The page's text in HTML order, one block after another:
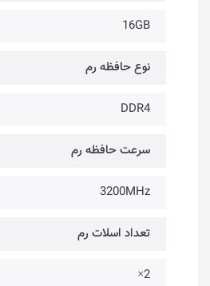
16GB
نوع حافظه رم
DDR4
سرعت حافظه رم
3200MHz
تعداد اسلات رم
2×